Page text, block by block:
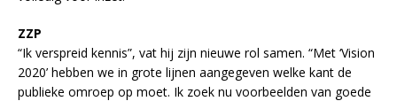
ZZP
“Ik verspreid kennis”, vat hij zijn nieuwe rol samen. “Met ‘Vision
2020’ hebben we in grote lijnen aangegeven welke kant de
publieke omroep op moet. Ik zoek nu voorbeelden van goede